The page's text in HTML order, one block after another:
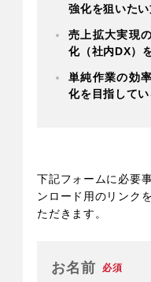
強化を狙いたい
売上拡大実現
化（社内DX）
単純作業の効
化を目指して
下記フォームに必要
ンロード用のリンク
ただきます。
お名前 必須